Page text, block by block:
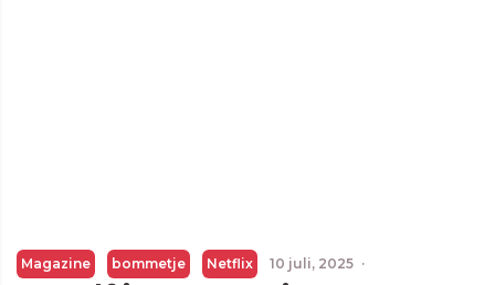
Magazine bommetje Netflix 10 juli, 2025 ·